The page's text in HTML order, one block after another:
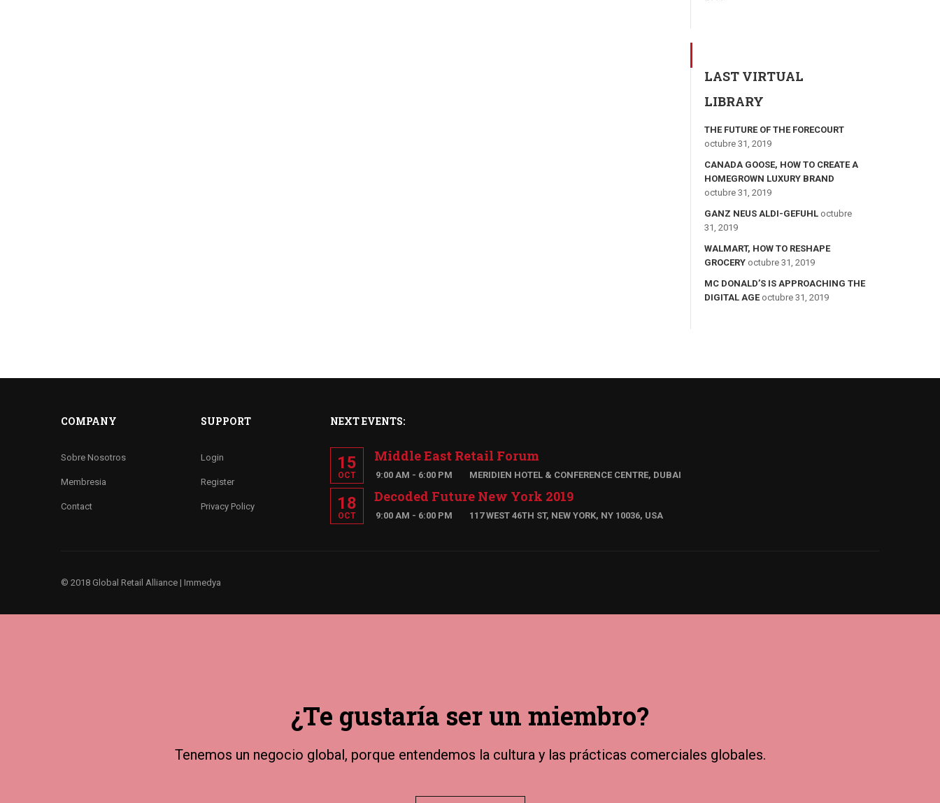
LAST VIRTUAL
LIBRARY
THE FUTURE OF THE FORECOURT
octubre 31, 2019
CANADA GOOSE, HOW TO CREATE A
HOMEGROWN LUXURY BRAND
octubre 31, 2019
GANZ NEUS ALDI-GEFUHL octubre
31, 2019
WALMART, HOW TO RESHAPE
GROCERY octubre 31, 2019
MC DONALD’S IS APPROACHING THE
DIGITAL AGE octubre 31, 2019
COMPANY
Sobre Nosotros
Membresia
Contact
SUPPORT
Login
Register
Privacy Policy
NEXT EVENTS:
15
OCT
Middle East Retail Forum
9:00 AM - 6:00 PM MERIDIEN HOTEL & CONFERENCE CENTRE, DUBAI
18
OCT
Decoded Future New York 2019
9:00 AM - 6:00 PM 117 WEST 46TH ST, NEW YORK, NY 10036, USA
© 2018 Global Retail Alliance | Immedya
¿Te gustaría ser un miembro?
Tenemos un negocio global, porque entendemos la cultura y las prácticas comerciales globales.